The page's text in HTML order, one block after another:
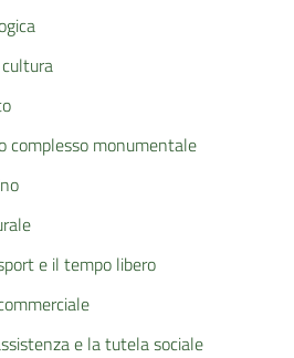
complesso monumentale
e il tempo libero
e la tutela sociale